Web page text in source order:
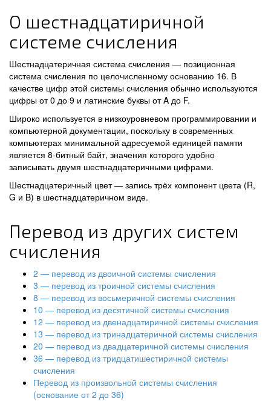
О шестнадцатиричной
системе счисления
Шестнадцатеричная система счисления — позиционная
система счисления по целочисленному основанию 16. В
качестве цифр этой системы счисления обычно используются
цифры от 0 до 9 и латинские буквы от A до F.
Широко используется в низкоуровневом программировании и
компьютерной документации, поскольку в современных
компьютерах минимальной адресуемой единицей памяти
является 8-битный байт, значения которого удобно
записывать двумя шестнадцатеричными цифрами.
Шестнадцатеричный цвет — запись трёх компонент цвета (R,
G и B) в шестнадцатеричном виде.
Перевод из других систем
счисления
2 — перевод из двоичной системы счисления
3 — перевод из троичной системы счисления
8 — перевод из восьмеричной системы счисления
10 — перевод из десятичной системы счисления
12 — перевод из двенадцатиричной системы счисления
13 — перевод из тринадцатеричной системы счисления
20 — перевод из двадцатеричной системы счисления
36 — перевод из тридцатишестиричной системы
счисления
Перевод из произвольной системы счисления
(основание от 2 до 36)